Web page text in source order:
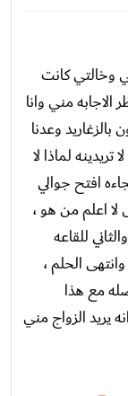
وخالتي كانت
مني وانا
وعدنا
لماذا لا
افتح جوالي
اعلم من هو ،
للقاعه
الحلم ،
مع هذا
الزواج مني